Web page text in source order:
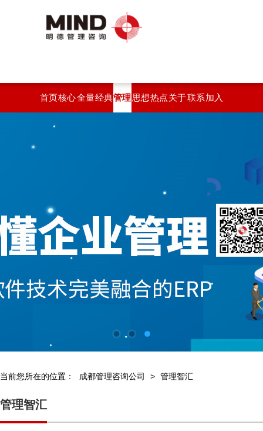
首页核心全量经典管理思想热点关于
线登
入
联系
线登
入
加入
当前您所在的位置： 成都管理咨询公司 > 管理智汇
管理智汇